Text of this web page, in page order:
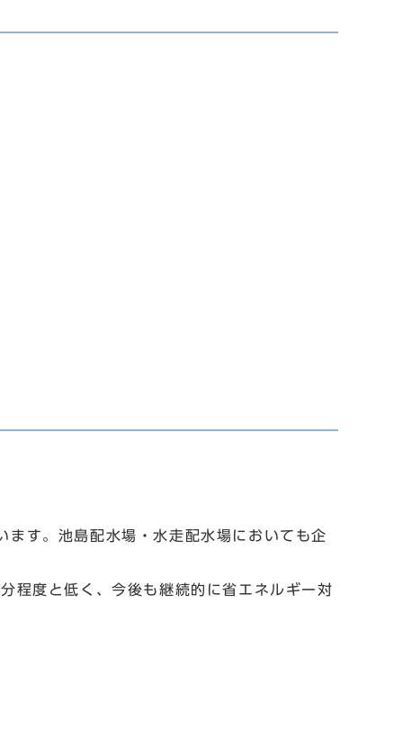
す。池島配水場・水走配水場においても企
程度と低く、今後も継続的に省エネルギー対